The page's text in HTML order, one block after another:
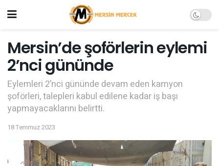
Mersin’de şoförlerin eylemi
2’nci gününde
Eylemleri 2’nci gününde devam eden kamyon
şoförleri, talepleri kabul edilene kadar iş başı
yapmayacaklarını belirtti.
18 Temmuz 2023